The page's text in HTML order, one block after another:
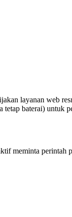
layanan web
baterai) untuk
meminta perintah